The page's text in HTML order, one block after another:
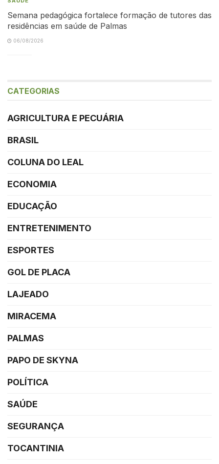
Semana pedagógica fortalece formação de tutores das
residências em saúde de Palmas
06/08/2026
CATEGORIAS
AGRICULTURA E PECUÁRIA
BRASIL
COLUNA DO LEAL
ECONOMIA
EDUCAÇÃO
ENTRETENIMENTO
ESPORTES
GOL DE PLACA
LAJEADO
MIRACEMA
PALMAS
PAPO DE SKYNA
POLÍTICA
SAÚDE
SEGURANÇA
TOCANTINIA